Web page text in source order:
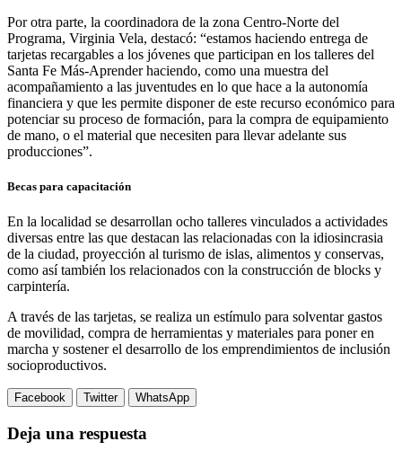
Por otra parte, la coordinadora de la zona Centro-Norte del
Programa, Virginia Vela, destacó: “estamos haciendo entrega de
tarjetas recargables a los jóvenes que participan en los talleres del
Santa Fe Más-Aprender haciendo, como una muestra del
acompañamiento a las juventudes en lo que hace a la autonomía
financiera y que les permite disponer de este recurso económico para
potenciar su proceso de formación, para la compra de equipamiento
de mano, o el material que necesiten para llevar adelante sus
producciones”.
Becas para capacitación
En la localidad se desarrollan ocho talleres vinculados a actividades
diversas entre las que destacan las relacionadas con la idiosincrasia
de la ciudad, proyección al turismo de islas, alimentos y conservas,
como así también los relacionados con la construcción de blocks y
carpintería.
A través de las tarjetas, se realiza un estímulo para solventar gastos
de movilidad, compra de herramientas y materiales para poner en
marcha y sostener el desarrollo de los emprendimientos de inclusión
socioproductivos.
Facebook Twitter WhatsApp
Deja una respuesta